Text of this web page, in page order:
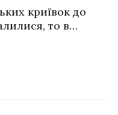
криївок до
то в…